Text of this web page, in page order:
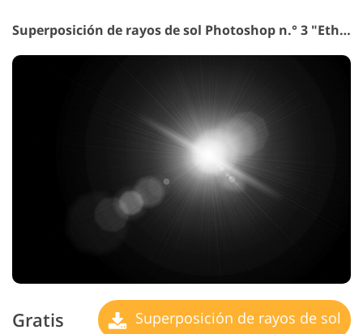
Superposición de rayos de sol Photoshop n.° 3 "Ethereal Glow"
Gratis Superposición de rayos de sol